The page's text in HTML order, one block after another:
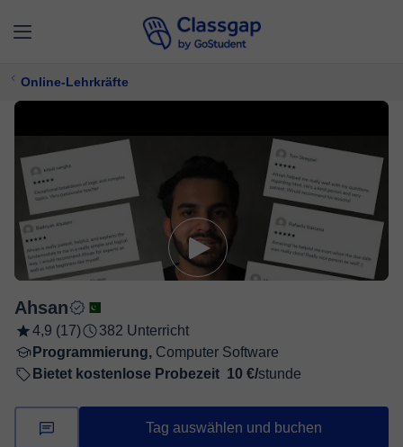
Online-Lehrkräfte
Ahsan
4,9 (17)
382 Unterricht
Programmierung, Computer Software
Bietet kostenlose Probezeit 10 €/stunde
Tag auswählen und buchen